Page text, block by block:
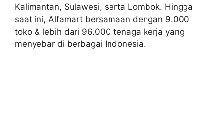
Kalimantan, Sulawesi, serta Lombok. Hingga
saat ini, Alfamart bersamaan dengan 9.000
toko & lebih dari 96.000 tenaga kerja yang
menyebar di berbagai Indonesia.